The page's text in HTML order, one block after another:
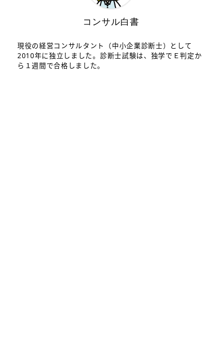
コンサル白書
現役の経営コンサルタント（中小企業診断士）として
2010年に独立しました。診断士試験は、独学でＥ判定か
ら１週間で合格しました。